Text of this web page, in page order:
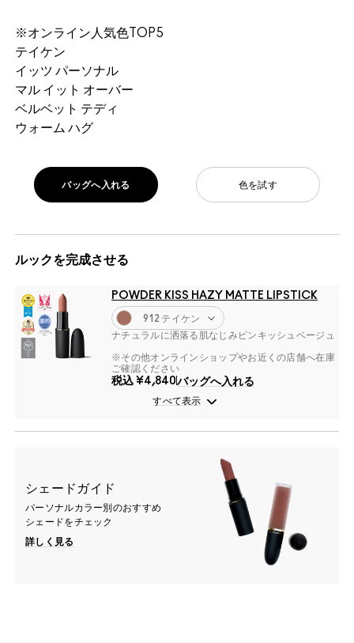
※オンライン人気色TOP5
テイケン
イッツ パーソナル
マル イット オーバー
ベルベット テディ
ウォーム ハグ
ルックを完成させる
POWDER KISS HAZY MATTE LIPSTICK
912 テイケン
ナチュラルに洒落る肌なじみピンキッシュベージュ
※その他オンラインショップやお近くの店舗へ在庫
ご確認ください
税込 ¥4,840バッグへ入れる
すべて表示
シェードガイド
パーソナルカラー別のおすすめ
シェードをチェック
詳しく見る
色を試す
バッグへ入れる